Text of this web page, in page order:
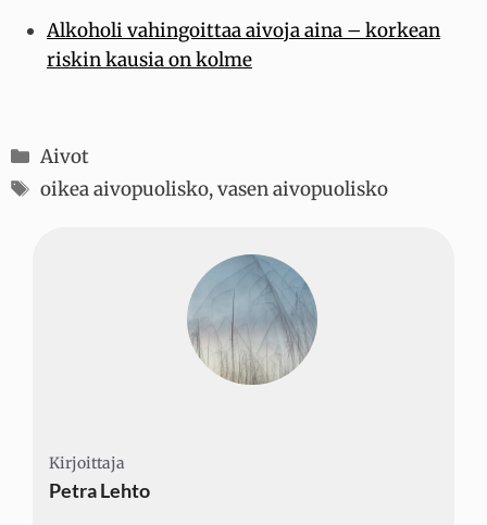
Alkoholi vahingoittaa aivoja aina – korkean
riskin kausia on kolme
Kategoriat
Aivot
Avainsanat
oikea aivopuolisko,vasen aivopuolisko
Kirjoittaja
Petra Lehto